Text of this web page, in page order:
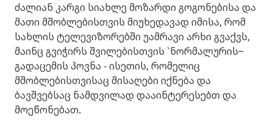
ძალიან კარგი სიახლე მოზარდი გოგონებისა და
მათი მშობლებისთვის მიუხედავად იმისა, რომ
სახლის ტელევიზორებში უამრავი არხი გვაქვს,
მაინც გვიჭირს შვილებისთვის `ნორმალურის~
გადაცემის პოვნა - ისეთის, რომელიც
მშობლებისთვისაც მისაღები იქნება და
ბავშვებსაც ნამდვილად დააინტერესებთ და
მოეწონებათ.